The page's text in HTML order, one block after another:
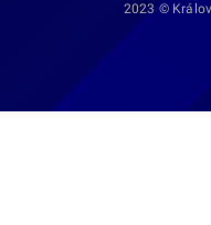
2023 ©